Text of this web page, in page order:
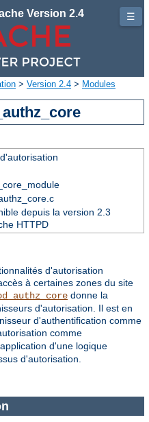
Version 2.4
> Version 2.4 > Modules
depuis la version 2.3
HTTPD
d'autorisation
à certaines zones du site
donne la
d'autorisation. Il est en
d'authentification comme
comme
d'une logique
d'autorisation.
☰